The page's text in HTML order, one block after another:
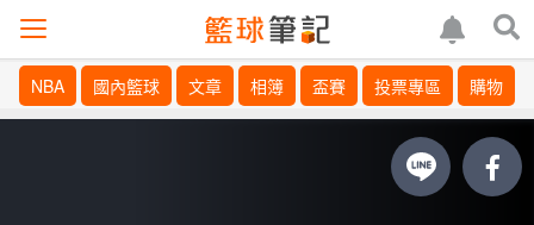
NBA 國內籃球 文章 相簿 盃賽 投票專區 購物